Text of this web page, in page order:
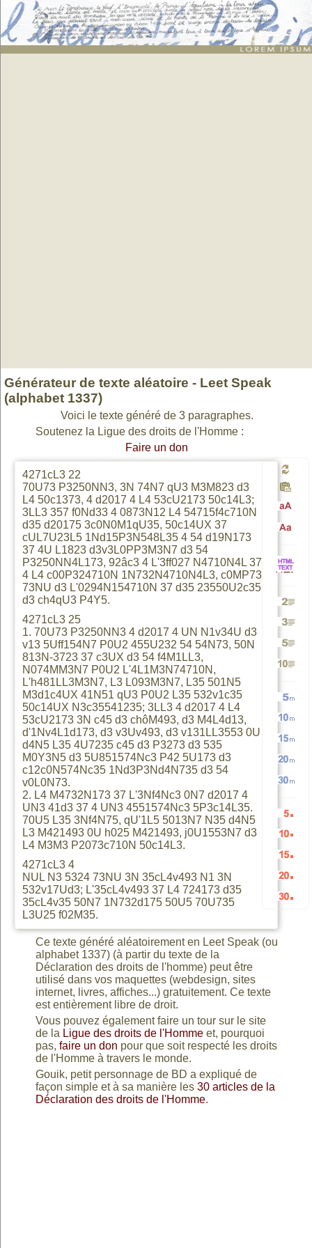
Texte en Leet Speak: génération de 3 moyens paragraphes
Générateur de texte aléatoire - Leet Speak
(alphabet 1337)
Voici le texte généré de 3 paragraphes.
Soutenez la Ligue des droits de l'Homme :
Faire un don
un
en
en
HTML
vers
TEXTE
et
TEXTE
vers
HTML
2
3
5
10
5
mots
10
mots
15
mots
20
mots
30
mots
5
listes
10
listes
15
4271cL3 22
70U73 P3250NN3, 3N 74N7 qU3 M3M823 d3
L4 50c1373, 4 d2017 4 L4 53cU2173 50c14L3;
3LL3 357 f0Nd33 4 0873N12 L4 54715f4c710N
d35 d20175 3c0N0M1qU35, 50c14UX 37
cUL7U23L5 1Nd15P3N548L35 4 54 d19N173
37 4U L1823 d3v3L0PP3M3N7 d3 54
P3250NN4L173, 92âc3 4 L'3ff027 N4710N4L 37
4 L4 c00P324710N 1N732N4710N4L3, c0MP73
73NU d3 L'0294N154710N 37 d35 23550U2c35
d3 ch4qU3 P4Y5.
4271cL3 25
1. 70U73 P3250NN3 4 d2017 4 UN N1v34U d3
v13 5Uff154N7 P0U2 455U232 54 54N73, 50N
813N-3723 37 c3UX d3 54 f4M1LL3,
N074MM3N7 P0U2 L'4L1M3N74710N,
L'h481LL3M3N7, L3 L093M3N7, L35 501N5
M3d1c4UX 41N51 qU3 P0U2 L35 532v1c35
50c14UX N3c35541235; 3LL3 4 d2017 4 L4
53cU2173 3N c45 d3 chôM493, d3 M4L4d13,
d'1Nv4L1d173, d3 v3Uv493, d3 v131LL3553 0U
d4N5 L35 4U7235 c45 d3 P3273 d3 535
M0Y3N5 d3 5U851574Nc3 P42 5U173 d3
c12c0N574Nc35 1Nd3P3Nd4N735 d3 54
v0L0N73.
2. L4 M4732N173 37 L'3Nf4Nc3 0N7 d2017 4
UN3 41d3 37 4 UN3 4551574Nc3 5P3c14L35.
70U5 L35 3Nf4N75, qU'1L5 5013N7 N35 d4N5
L3 M421493 0U h025 M421493, j0U1553N7 d3
L4 M3M3 P2073c710N 50c14L3.
4271cL3 4
NUL N3 5324 73NU 3N 35cL4v493 N1 3N
532v17Ud3; L'35cL4v493 37 L4 724173 d35
35cL4v35 50N7 1N732d175 50U5 70U735
L3U25 f02M35.
Ce texte généré aléatoirement en Leet Speak (ou
alphabet 1337) (à partir du texte de la
Déclaration des droits de l'homme) peut être
utilisé dans vos maquettes (webdesign, sites
internet, livres, affiches...) gratuitement. Ce texte
est entièrement libre de droit.
Vous pouvez également faire un tour sur le site
de la Ligue des droits de l'Homme et, pourquoi
pas, faire un don pour que soit respecté les droits
de l'Homme à travers le monde.
Gouik, petit personnage de BD a expliqué de
façon simple et à sa manière les 30 articles de la
Déclaration des droits de l'Homme.